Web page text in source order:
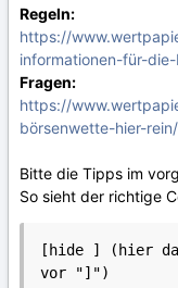
Regeln:
https://
informationen-für-
Fragen:
https://
börsenwette-hier-rein/
Bitte die Tipps im
So sieht der richtige
[hide ] (hier
vor "]")